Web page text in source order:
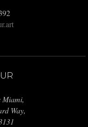
Way,